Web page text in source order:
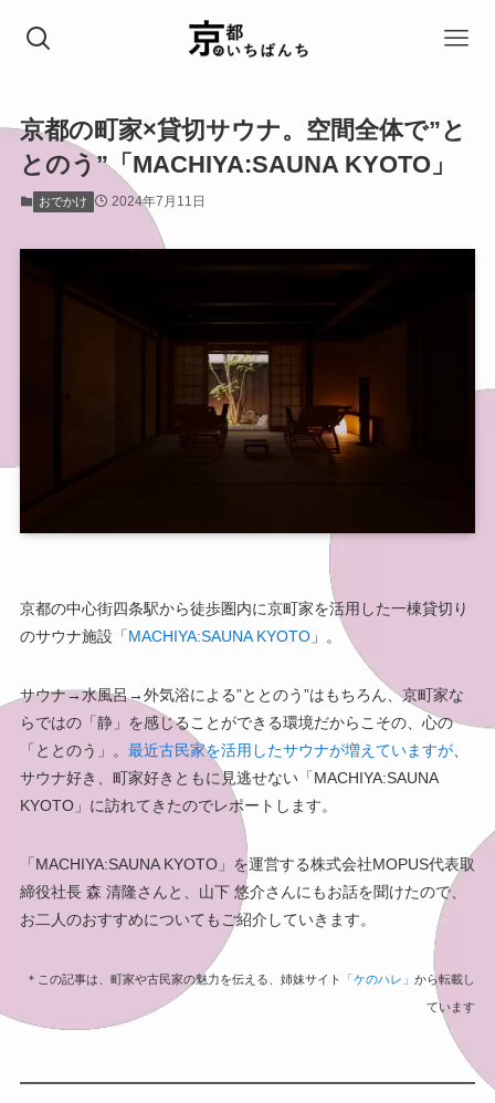
京都の町家×貸切サウナ。空間全体で”と
とのう”「MACHIYA:SAUNA KYOTO」
おでかけ 2024年7月11日
京都の中心街四条駅から徒歩圏内に京町家を活用した一棟貸切り
のサウナ施設「MACHIYA:SAUNA KYOTO」。
サウナ→水風呂→外気浴による”ととのう”はもちろん、京町家な
らではの「静」を感じることができる環境だからこその、心の
「ととのう」。 最近古民家を活用したサウナが増えていますが、
サウナ好き、町家好きともに見逃せない「MACHIYA:SAUNA
KYOTO」に訪れてきたのでレポートします。
「MACHIYA:SAUNA KYOTO」を運営する株式会社MOPUS代表取
締役社長 森 清隆さんと、山下 悠介さんにもお話を聞けたので、
お二人のおすすめについてもご紹介していきます。
＊この記事は、町家や古民家の魅力を伝える、姉妹サイト 「ケのハレ」から転載し
ています